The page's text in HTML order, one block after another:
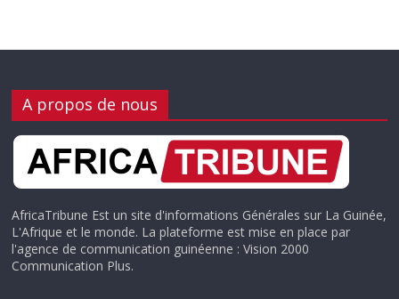
A propos de nous
AfricaTribune Est un site d'informations Générales sur La Guinée,
L'Afrique et le monde. La plateforme est mise en place par
l'agence de communication guinéenne : Vision 2000
Communication Plus.